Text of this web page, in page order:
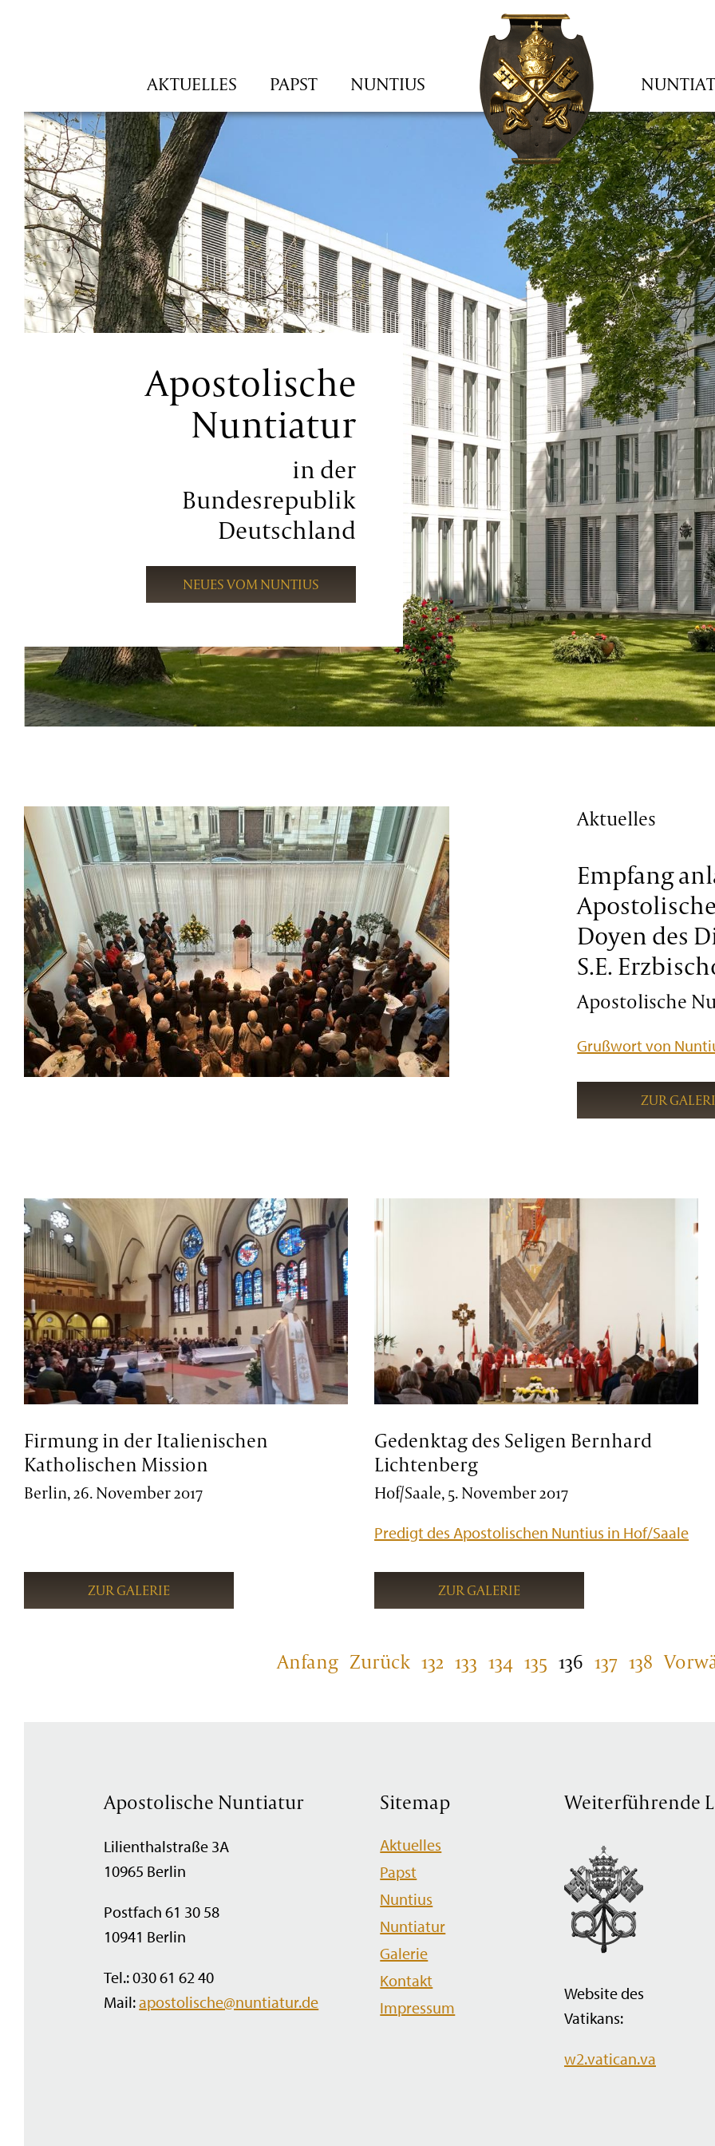
Navigation
überspringen
AKTUELLES PAPST NUNTIUS
Apostolische
Nuntiatur
in der
Bundesrepublik
Deutschland
NEUES VOM NUNTIUS
Aktuelles
Empfang
Doyen des
S.E.
Apostolische
Grußwort von
ZUR
Firmung in der Italienischen
Katholischen Mission
Berlin, 26. November 2017
ZUR GALERIE
Gedenktag des Seligen Bernhard
Lichtenberg
Hof/Saale, 5. November 2017
Predigt des Apostolischen Nuntius in Hof/Saale
ZUR GALERIE
Anfang Zurück 132 133 134 135 136 137 138
Apostolische Nuntiatur
Lilienthalstraße 3A
10965 Berlin
Postfach 61 30 58
10941 Berlin
Tel.: 030 61 62 40
Mail:apostolische@nuntiatur.de
Sitemap
Navigation
überspringen
Aktuelles
Papst
Nuntius
Nuntiatur
Galerie
Kontakt
Impressum
Weiterführende
Website des
Vatikans:
w2.vatican.va